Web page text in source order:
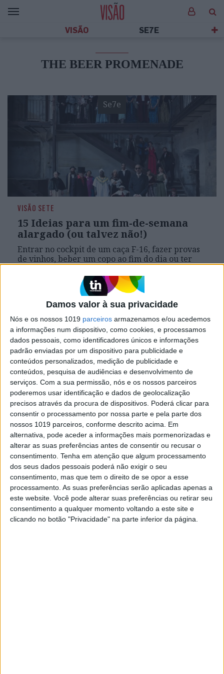
Damos valor à sua privacidade
Nós e os nossos 1019 parceiros armazenamos e/ou acedemos
a informações num dispositivo, como cookies, e processamos
dados pessoais, como identificadores únicos e informações
padrão enviadas por um dispositivo para publicidade e
conteúdos personalizados, medição de publicidade e
conteúdos, pesquisa de audiências e desenvolvimento de
serviços. Com a sua permissão, nós e os nossos parceiros
poderemos usar identificação e dados de geolocalização
precisos através da procura de dispositivos. Poderá clicar para
consentir o processamento por nossa parte e pela parte dos
nossos 1019 parceiros, conforme descrito acima. Em
alternativa, pode aceder a informações mais pormenorizadas e
alterar as suas preferências antes de consentir ou recusar o
consentimento. Tenha em atenção que algum processamento
dos seus dados pessoais poderá não exigir o seu
consentimento, mas que tem o direito de se opor a esse
processamento. As suas preferências serão aplicadas apenas a
este website. Você pode alterar suas preferências ou retirar seu
consentimento a qualquer momento voltando a este site e
clicando no botão "Privacidade" na parte inferior da página.
VISÃO SE7E
THE BEER PROMENADE
Se7e
VISÃO SETE
15 Ideias para um fim-de-semana
alargado (ou talvez não!)
Entrar no cockpit de um caça F-16, fazer provas
de vinhos, beber um copo ao fim do dia ou ter
aulas de tango. De norte a sul do País, ideias para
que se faça uma pausa neste feriado, 31, ou umas
miniférias até domingo, 3
Se7e
VISÃO SETE
5 festivais para provar cerveja
artesanal
Aqui reunimos cinco festivais de cerveja
artesanal que vão decorrer ao longo dos meses
de junho e julho, em Caminha, Sertã, Cascais,
Porto e Faro. Sol, música e cerveja pode ser a
trilogia perfeita para as tardes e noites de verão